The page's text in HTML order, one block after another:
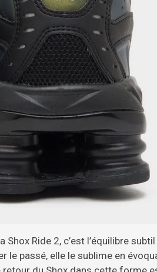
Ride 2, c’est l’équilibre subtil
le passé, elle le sublime en